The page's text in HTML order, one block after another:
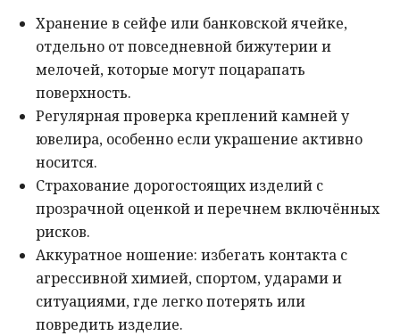
Хранение в сейфе или банковской ячейке,
отдельно от повседневной бижутерии и
мелочей, которые могут поцарапать
поверхность.
Регулярная проверка креплений камней у
ювелира, особенно если украшение активно
носится.
Страхование дорогостоящих изделий с
прозрачной оценкой и перечнем включённых
рисков.
Аккуратное ношение: избегать контакта с
агрессивной химией, спортом, ударами и
ситуациями, где легко потерять или
повредить изделие.